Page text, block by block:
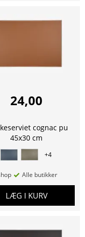
24,00
cognac pu
45x30 cm
+4
Alle butikker
LÆG I KURV